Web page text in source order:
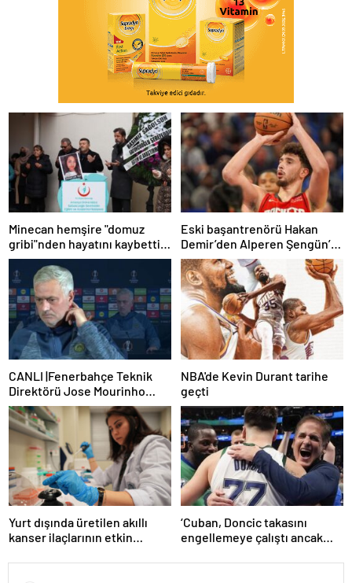
Minecan hemşire "domuz
gribi"nden hayatını kaybetti –
Haberler | Sağlık Haberleri
Eski başantrenörü Hakan
Demir’den Alperen Şengün’e
övgü
CANLI |Fenerbahçe Teknik
Direktörü Jose Mourinho
basın toplantısı düzenliyor
NBA'de Kevin Durant tarihe
geçti
Yurt dışında üretilen akıllı
kanser ilaçlarının etkin
geliştirildi | Sağlık Haberleri
‘Cuban, Doncic takasını
engellemeye çalıştı ancak
Haberleri